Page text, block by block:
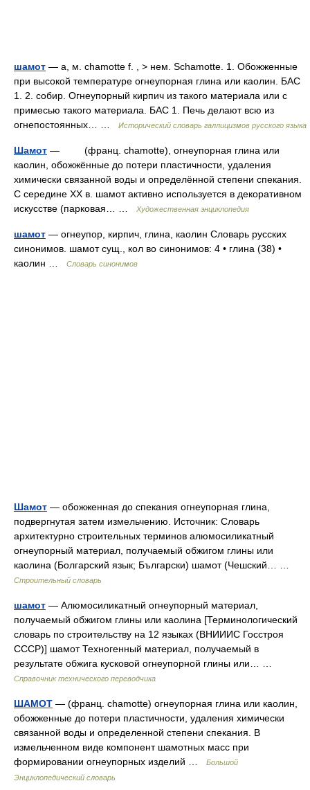
шамот — а, м. chamotte f. , > нем. Schamotte. 1. Обожженные
при высокой температуре огнеупорная глина или каолин. БАС
1. 2. собир. Огнеупорный кирпич из такого материала или с
примесью такого материала. БАС 1. Печь делают всю из
огнепостоянных… …
Исторический словарь галлицизмов русского языка
Шамот — (франц. chamotte), огнеупорная глина или
каолин, обожжённые до потери пластичности, удаления
химически связанной воды и определённой степени спекания.
С середине XX в. шамот активно используется в декоративном
искусстве (парковая… …
Художественная энциклопедия
шамот — огнеупор, кирпич, глина, каолин Словарь русских
синонимов. шамот сущ., кол во синонимов: 4 • глина (38) •
каолин …
Словарь синонимов
Шамот — обожженная до спекания огнеупорная глина,
подвергнутая затем измельчению. Источник: Словарь
архитектурно строительных терминов алюмосиликатный
огнеупорный материал, получаемый обжигом глины или
каолина (Болгарский язык; Български) шамот (Чешский… …
Строительный словарь
шамот — Алюмосиликатный огнеупорный материал,
получаемый обжигом глины или каолина [Терминологический
словарь по строительству на 12 языках (ВНИИИС Госстроя
СССР)] шамот Техногенный материал, получаемый в
результате обжига кусковой огнеупорной глины или… …
Справочник технического переводчика
ШАМОТ — (франц. chamotte) огнеупорная глина или каолин,
обожженные до потери пластичности, удаления химически
связанной воды и определенной степени спекания. В
измельченном виде компонент шамотных масс при
формировании огнеупорных изделий …
Большой
Энциклопедический словарь